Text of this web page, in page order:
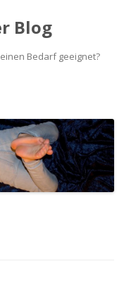
Blog
Bedarf geeignet?